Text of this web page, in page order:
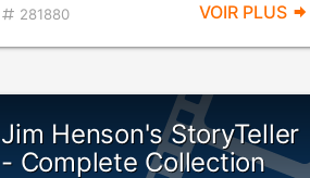
281880 VOIR PLUS
Jim Henson's StoryTeller
- Complete Collection